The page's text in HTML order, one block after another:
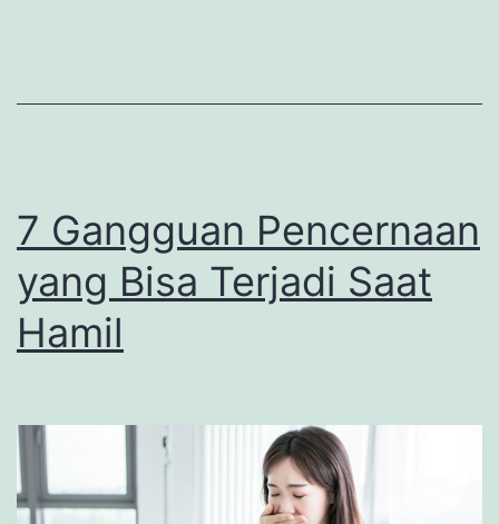
7 Gangguan Pencernaan
yang Bisa Terjadi Saat
Hamil